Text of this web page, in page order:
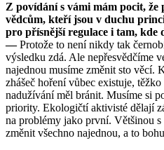
Z povídání s vámi mám pocit,
vědcům, kteří jsou v duchu
pro přísnější regulace i tam, kde
—Protože to není nikdy tak
výsledku zdá. Ale nepřesvědčíme
najednou musíme změnit sto věcí.
zhášeč hoření vůbec existuje,
nadužívání měl bránit. Musíme si
priority. Ekologičtí aktivisté dělají
na problémy jako první. Většinou
změnit všechno najednou, a to